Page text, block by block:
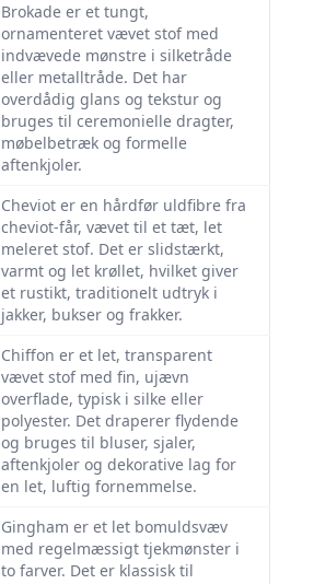
Brokade er et tungt,
ornamenteret vævet stof med
indvævede mønstre i silketråde
eller metalltråde. Det har
overdådig glans og tekstur og
bruges til ceremonielle dragter,
møbelbetræk og formelle
aftenkjoler.
Cheviot er en hårdfør uldfibre fra
cheviot-får, vævet til et tæt, let
meleret stof. Det er slidstærkt,
varmt og let krøllet, hvilket giver
et rustikt, traditionelt udtryk i
jakker, bukser og frakker.
Chiffon er et let, transparent
vævet stof med fin, ujævn
overflade, typisk i silke eller
polyester. Det draperer flydende
og bruges til bluser, sjaler,
aftenkjoler og dekorative lag for
en let, luftig fornemmelse.
Gingham er et let bomuldsvæv
med regelmæssigt tjekmønster i
to farver. Det er klassisk til